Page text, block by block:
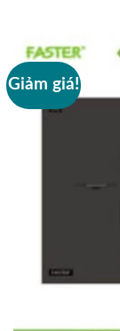
Giảm giá!